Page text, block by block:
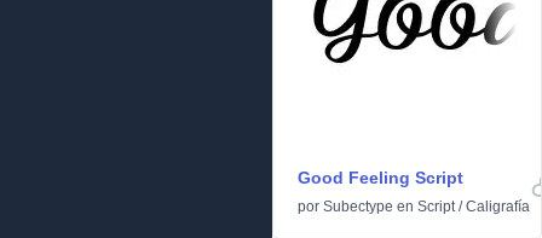
Good Feeling Script
por Subectype en Script/Caligrafía